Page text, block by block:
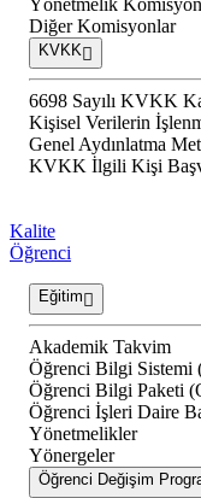
Yönetmelik
Diğer Komisyonlar
KVKK
6698 Sayılı KVKK
Kişisel Verilerin
Genel Aydınlatma
KVKK İlgili Kişi
Kalite
Öğrenci
Eğitim
Akademik Takvim
Öğrenci Bilgi Sistemi
Öğrenci Bilgi Paketi
Öğrenci İşleri Daire
Yönetmelikler
Yönergeler
Öğrenci Değişim